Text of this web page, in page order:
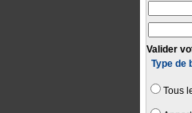
Valider
Type de
Tous